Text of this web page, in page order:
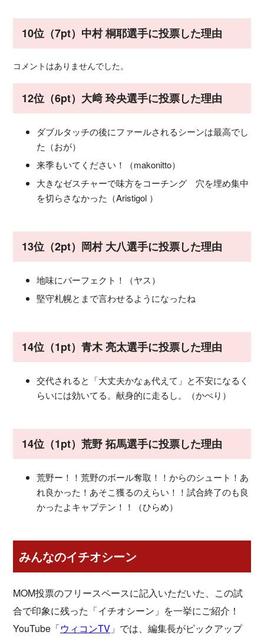
10位（7pt）中村 桐耶選手に投票した理由
コメントはありませんでした。
12位（6pt）大﨑 玲央選手に投票した理由
ダブルタッチの後にファールされるシーンは最高でし
た（おが）
来季もいてください！（makonitto）
大きなゼスチャーで味方をコーチング 穴を埋め集中
を切らさなかった（Aristigol ）
13位（2pt）岡村 大八選手に投票した理由
地味にパーフェクト！（ヤス）
堅守札幌とまで言わせるようになったね
14位（1pt）青木 亮太選手に投票した理由
交代されると「大丈夫かなぁ代えて」と不安になるく
らいには効いてる。献身的に走るし。（かぺり）
14位（1pt）荒野 拓馬選手に投票した理由
荒野ー！！荒野のボール奪取！！からのシュート！あ
れ良かった！あそこ獲るのえらい！！試合終了のも良
かったよキャプテン！！（ひらめ）
みんなのイチオシーン
MOM投票のフリースペースに記入いただいた、この試
合で印象に残った「イチオシーン」を一挙にご紹介！
YouTube「ウィコンTV」では、編集長がピックアップ